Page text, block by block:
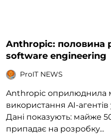
Anthropic: половина
software engineering
ProIT NEWS
Anthropic оприлюднила
використання AI-
Дані показують: майже
припадає на розробку...